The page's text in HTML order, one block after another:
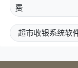
费
超市收银系统软